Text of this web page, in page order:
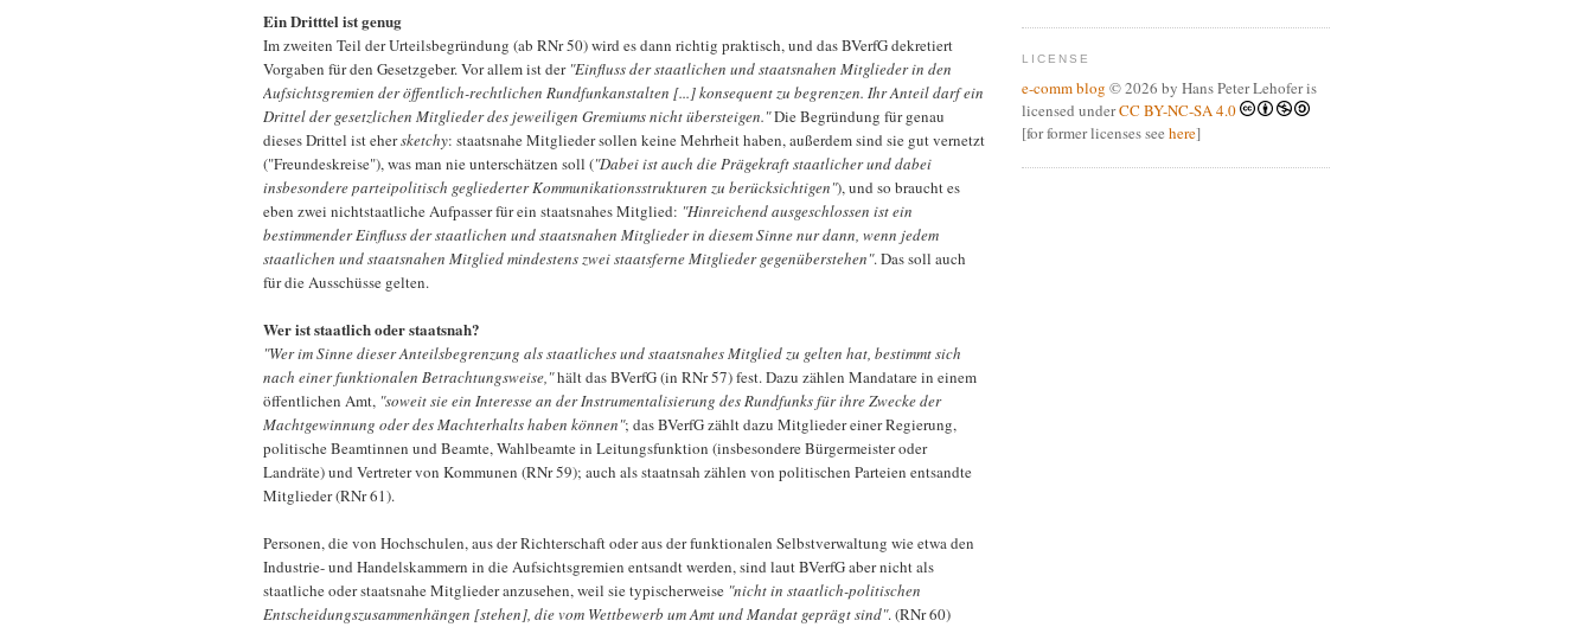
Ein Dritttel ist genug
Im zweiten Teil der Urteilsbegründung (ab RNr 50) wird es dann richtig praktisch, und das BVerfG dekretiert
Vorgaben für den Gesetzgeber. Vor allem ist der "Einfluss der staatlichen und staatsnahen Mitglieder in den
Aufsichtsgremien der öffentlich-rechtlichen Rundfunkanstalten [...] konsequent zu begrenzen. Ihr Anteil darf ein
Drittel der gesetzlichen Mitglieder des jeweiligen Gremiums nicht übersteigen."Die Begründung für genau
dieses Drittel ist ehersketchy: staatsnahe Mitglieder sollen keine Mehrheit haben, außerdem sind sie gut vernetzt
("Freundeskreise"), was man nie unterschätzen soll ("Dabei ist auch die Prägekraft staatlicher und dabei
insbesondere parteipolitisch gegliederter Kommunikationsstrukturen zu berücksichtigen"), und so braucht es
eben zwei nichtstaatliche Aufpasser für ein staatsnahes Mitglied: "Hinreichend ausgeschlossen ist ein
bestimmender Einfluss der staatlichen und staatsnahen Mitglieder in diesem Sinne nur dann, wenn jedem
staatlichen und staatsnahen Mitglied mindestens zwei staatsferne Mitglieder gegenüberstehen". Das soll auch
für die Ausschüsse gelten.
Wer ist staatlich oder staatsnah?
"Wer im Sinne dieser Anteilsbegrenzung als staatliches und staatsnahes Mitglied zu gelten hat, bestimmt sich
nach einer funktionalen Betrachtungsweise,"hält das BVerfG (in RNr 57) fest. Dazu zählen Mandatare in einem
öffentlichen Amt, "soweit sie ein Interesse an der Instrumentalisierung des Rundfunks für ihre Zwecke der
Machtgewinnung oder des Machterhalts haben können"; das BVerfG zählt dazu Mitglieder einer Regierung,
politische Beamtinnen und Beamte, Wahlbeamte in Leitungsfunktion (insbesondere Bürgermeister oder
Landräte) und Vertreter von Kommunen (RNr 59); auch als staatnsah zählen von politischen Parteien entsandte
Mitglieder (RNr 61).
Personen, die von Hochschulen, aus der Richterschaft oder aus der funktionalen Selbstverwaltung wie etwa den
Industrie- und Handelskammern in die Aufsichtsgremien entsandt werden, sind laut BVerfG aber nicht als
staatliche oder staatsnahe Mitglieder anzusehen, weil sie typischerweise "nicht in staatlich-politischen
Entscheidungszusammenhängen [stehen], die vom Wettbewerb um Amt und Mandat geprägt sind". (RNr 60)
LICENSE
e-comm blog © 2026 by Hans Peter Lehofer is
licensed underCC BY-NC-SA 4.0
[for former licenses see here]